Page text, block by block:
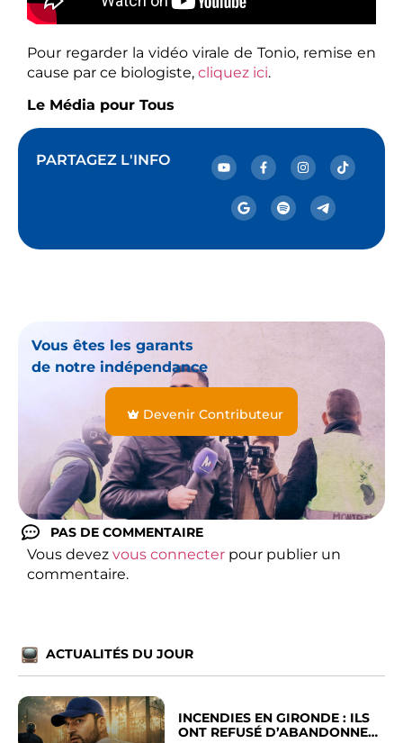
Pour regarder la vidéo virale de Tonio, remise en
cause par ce biologiste, cliquez ici.
Le Média pour Tous
PARTAGEZ L'INFO
Vous êtes les garants
de notre indépendance
Devenir Contributeur
PAS DE COMMENTAIRE
Vous devez vous connecter pour publier un
commentaire.
ACTUALITÉS DU JOUR
INCENDIES EN GIRONDE : ILS
ONT REFUSÉ D’ABANDONNER